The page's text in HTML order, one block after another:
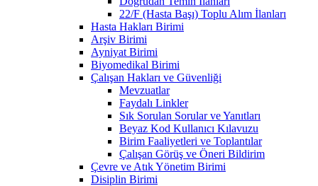
22/F (Hasta Başı) Toplu Alım İlanları
Hasta Hakları Birimi
Arşiv Birimi
Ayniyat Birimi
Biyomedikal Birimi
Çalışan Hakları ve Güvenliği
Mevzuatlar
Faydalı Linkler
Sık Sorulan Sorular ve Yanıtları
Beyaz Kod Kullanıcı Kılavuzu
Birim Faaliyetleri ve Toplantılar
Çalışan Görüş ve Öneri Bildirim
Çevre ve Atık Yönetim Birimi
Disiplin Birimi